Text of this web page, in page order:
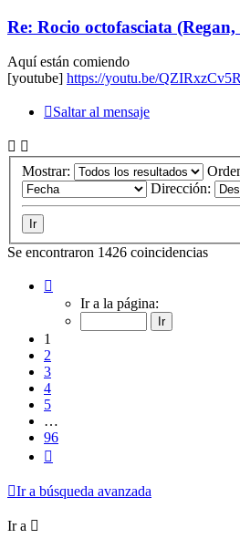
Re: Rocio octofasciata (Regan,
Aquí están comiendo
[youtube] https://youtu.be/
Saltar al mensaje
Mostrar:
Dirección:
Se encontraron 1426 coincidencias
Ir a la página:
1
2
3
4
5
…
96
Ir a búsqueda avanzada
Ir a